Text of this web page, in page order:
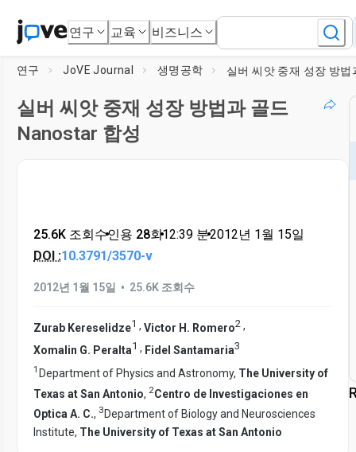
연구 교육 비즈니스
연구 JoVE Journal 생명공학
실버 씨앗 중재 성장 방법과 골드
Nanostar 합성
25.6K 조회수•인용 28회•12:39 분•2012년 1월 15일
DOI :10.3791/3570-v
2012년 1월 15일 • 25.6K 조회수
Zurab Kereselidze1 , Victor H. Romero2 ,
Xomalin G. Peralta1 , Fidel Santamaria3
1 Department of Physics and Astronomy, The University of
Texas at San Antonio, 2Centro de Investigaciones en
Optica A. C., 3 Department of Biology and Neurosciences
Institute, The University of Texas at San Antonio